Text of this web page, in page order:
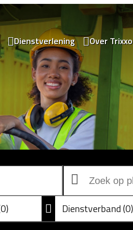
Dienstverlening Over Trixxo
0 Dienstverband 0